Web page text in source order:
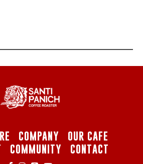
COMPANY
OUR CAFE
COMMUNITY CONTACT